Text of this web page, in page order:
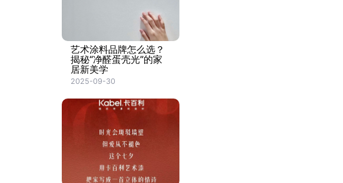
艺术涂料品牌怎么选？
揭秘“净醛蛋壳光”的家
居新美学
2025-09-30